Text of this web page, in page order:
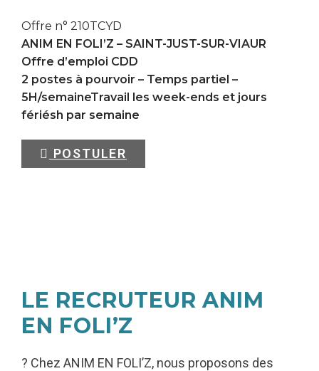
Offre n° 210TCYD
ANIM EN FOLI’Z – SAINT-JUST-SUR-VIAUR
Offre d’emploi CDD
2 postes à pourvoir – Temps partiel –
5H/semaineTravail les week-ends et jours
fériésh par semaine
POSTULER
LE RECRUTEUR ANIM
EN FOLI’Z
? Chez ANIM EN FOLI’Z, nous proposons des